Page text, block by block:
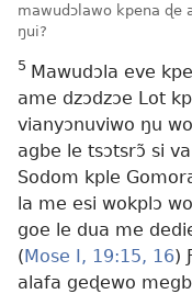
mawudɔlawo kpena ɖe
ŋui?
5 Mawudɔla eve
ame dzɔdzɔe Lot
vianyɔnuviwo ŋu
agbe le tsɔtsrɔ̃ si va
Sodom kple
la me esi wokplɔ
goe le dua me
(Mose I, 19:15, 16)
alafa geɖewo